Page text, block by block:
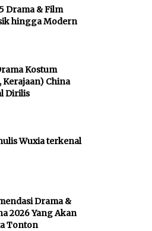
Drama & Film
hingga Modern
Kostum
Kerajaan) China
Dirilis
Wuxia terkenal
Drama &
2026 Yang Akan
Tonton